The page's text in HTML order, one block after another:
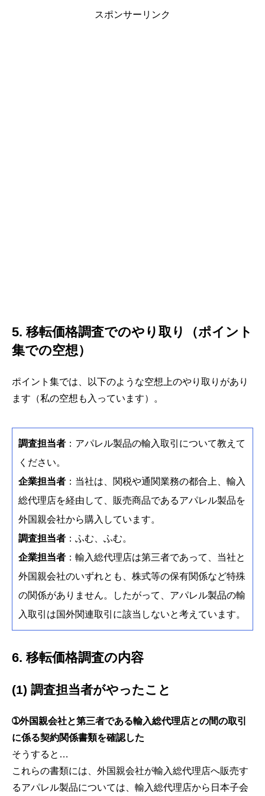
スポンサーリンク
5. 移転価格調査でのやり取り（ポイント
集での空想）
ポイント集では、以下のような空想上のやり取りがあり
ます（私の空想も入っています）。
調査担当者 ：アパレル製品の輸入取引について教えて
ください。
企業担当者 ：当社は、関税や通関業務の都合上、輸入
総代理店を経由して、販売商品であるアパレル製品を
外国親会社から購入しています。
調査担当者 ：ふむ、ふむ。
企業担当者 ：輸入総代理店は第三者であって、当社と
外国親会社のいずれとも、株式等の保有関係など特殊
の関係がありません。したがって、アパレル製品の輸
入取引は国外関連取引に該当しないと考えています。
6. 移転価格調査の内容
(1) 調査担当者がやったこと
➀外国親会社と第三者である輸入総代理店との間の取引
に係る契約関係書類を確認した
そうすると…
これらの書類には、外国親会社が輸入総代理店へ販売す
るアパレル製品については、輸入総代理店から日本子会